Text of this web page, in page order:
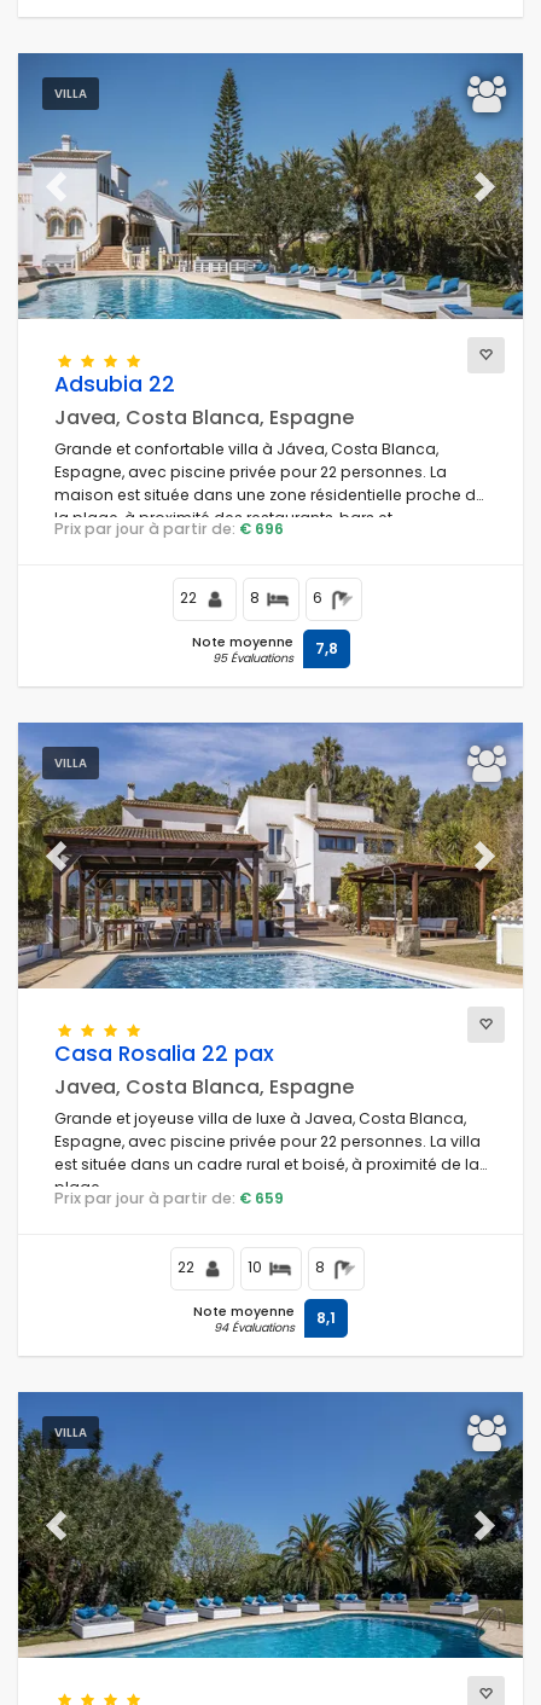
VILLA
Previous Next
Adsubia 22
Javea, Costa Blanca, Espagne
Grande et confortable villa à Jávea, Costa Blanca,
Espagne, avec piscine privée pour 22 personnes. La
maison est située dans une zone résidentielle proche de
la plage, à proximité des restaurants, bars et
supermarchés, à 1 km de la plage El Arenal, Jávea, et à 1
Prix par jour à partir de: € 696
22 8 6
Note moyenne
95 Évaluations 7,8
VILLA
Previous Next
Casa Rosalia 22 pax
Javea, Costa Blanca, Espagne
Grande et joyeuse villa de luxe à Javea, Costa Blanca,
Espagne, avec piscine privée pour 22 personnes. La villa
est située dans un cadre rural et boisé, à proximité de la
plage.
Prix par jour à partir de: € 659
22 10 8
Note moyenne
94 Évaluations 8,1
VILLA
Previous Next